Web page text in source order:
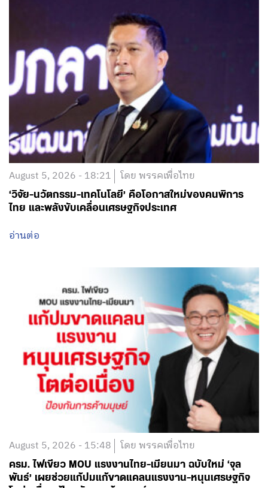
August 5, 2026 - 18:21 โดย พรรคเพื่อไทย
‘วิจัย-นวัตกรรม-เทคโนโลยี’ คือโอกาสใหม่ของคนพิการ
ไทย และพลังขับเคลื่อนเศรษฐกิจประเทศ
อ่านต่อ
August 5, 2026 - 15:48 โดย พรรคเพื่อไทย
ครม. ไฟเขียว MOU แรงงานไทย-เมียนมา ฉบับใหม่ ‘จุล
พันธ์’ เผยช่วยแก้ปมแก้ขาดแคลนแรงงาน-หนุนเศรษฐกิจ